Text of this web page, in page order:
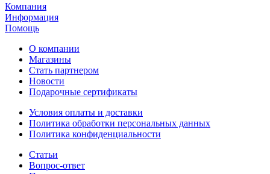
Компания
Информация
Помощь
О компании
Магазины
Стать партнером
Новости
Подарочные сертификаты
Условия оплаты и доставки
Политика обработки персональных данных
Политика конфиденциальности
Статьи
Вопрос-ответ